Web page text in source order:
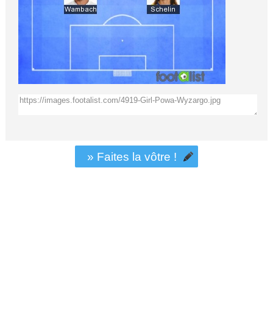
» Faites la vôtre !